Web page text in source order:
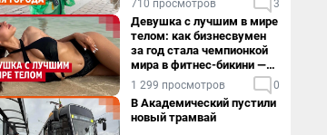
710 просмотров 3
Девушка с лучшим в мире
телом: как бизнесвумен
за год стала чемпионкой
мира в фитнес-бикини —
видео
1 299 просмотров 0
В Академический пустили
новый трамвай